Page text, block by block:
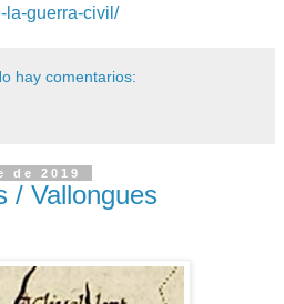
la-guerra-civil/
hay comentarios:
de 2019
/ Vallongues